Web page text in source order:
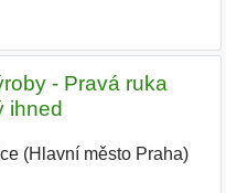
- Pravá ruka
ihned
(Hlavní město Praha)|